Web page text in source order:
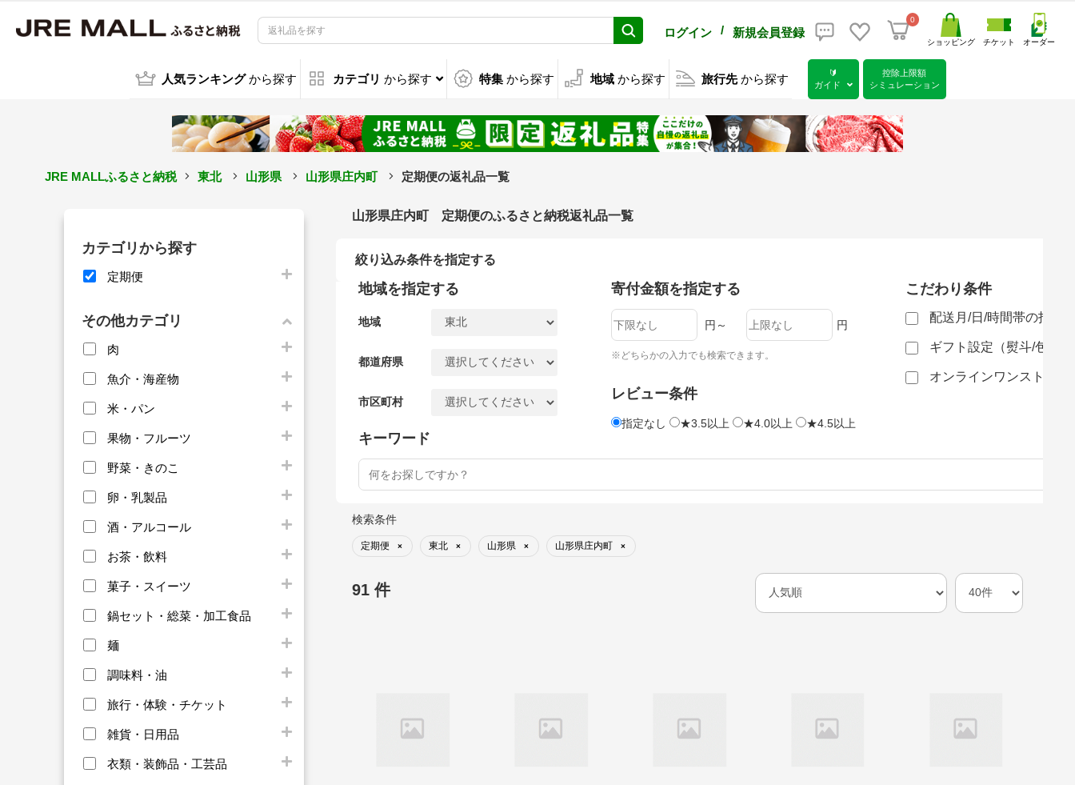
ログイン / 新規会員登録
0
ショッピング チケット オーダー
人気ランキング から探す カテゴリ から探す 特集 から探す 地域 から探す 旅行先 から探す
🔰
ガイド
控除上限額
シミュレーション
JRE MALLふるさと納税 東北 山形県 山形県庄内町 定期便の返礼品一覧
カテゴリから探す
定期便
その他カテゴリ
肉
魚介・海産物
米・パン
果物・フルーツ
野菜・きのこ
卵・乳製品
酒・アルコール
お茶・飲料
菓子・スイーツ
鍋セット・総菜・加工食品
麺
調味料・油
旅行・体験・チケット
雑貨・日用品
衣類・装飾品・工芸品
山形県庄内町 定期便のふるさと納税返礼品一覧
絞り込み条件を指定する
地域を指定する
地域
都道府県
市区町村
寄付金額を指定する
円～ 円
※どちらかの入力でも検索できます。
レビュー条件
指定なし ★3.5以上 ★4.0以上 ★4.5以上
こだわり条件
配送月/日/時間帯の指定
ギフト設定（熨斗/包装
オンラインワンストップ
キーワード
検索条件
定期便 × 東北 × 山形県 × 山形県庄内町 ×
91 件